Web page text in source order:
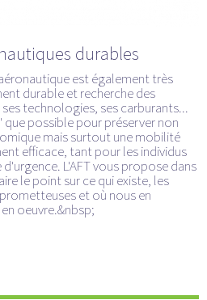
durables
est également très
durable et recherche des
technologies, ses carburants...
possible pour préserver non
mais surtout une mobilité
efficace, tant pour les individus
L'AFT vous propose dans
le point sur ce qui existe, les
et où nous en
oeuvre.&nbsp;